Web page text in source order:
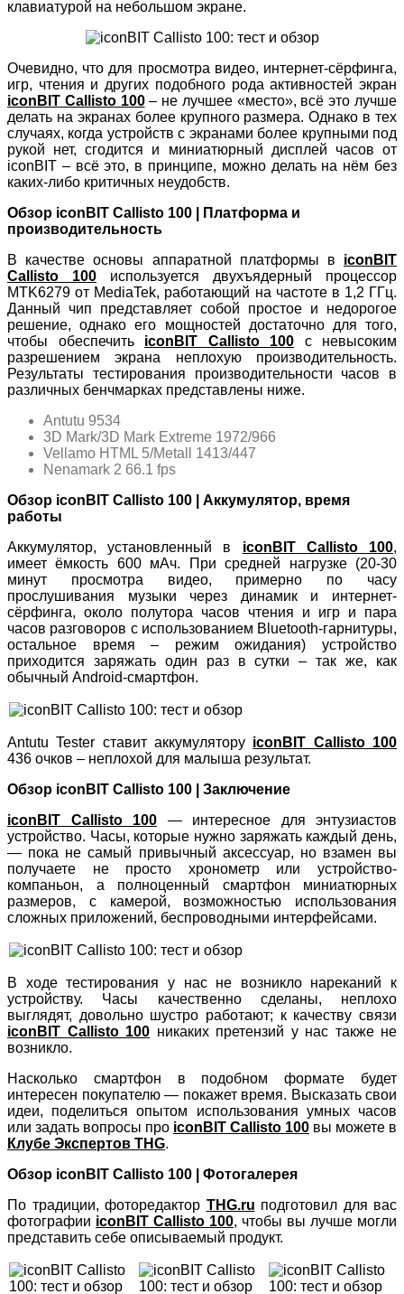
клавиатурой на небольшом экране.
Очевидно, что для просмотра видео, интернет-сёрфинга,
игр, чтения и других подобного рода активностей экран
iconBIT Callisto 100– не лучшее «место», всё это лучше
делать на экранах более крупного размера. Однако в тех
случаях, когда устройств с экранами более крупными под
рукой нет, сгодится и миниатюрный дисплей часов от
iconBIT – всё это, в принципе, можно делать на нём без
каких-либо критичных неудобств.
Обзор iconBIT Callisto 100 | Платформа и
производительность
В качестве основы аппаратной платформы в iconBIT
Callisto 100 используется двухъядерный процессор
MTK6279 от MediaTek, работающий на частоте в 1,2 ГГц.
Данный чип представляет собой простое и недорогое
решение, однако его мощностей достаточно для того,
чтобы обеспечить iconBIT Callisto 100 с невысоким
разрешением экрана неплохую производительность.
Результаты тестирования производительности часов в
различных бенчмарках представлены ниже.
Antutu 9534
3D Mark/3D Mark Extreme 1972/966
Vellamo HTML 5/Metall 1413/447
Nenamark 2 66.1 fps
Обзор iconBIT Callisto 100 | Аккумулятор, время
работы
Аккумулятор, установленный в iconBIT Callisto 100,
имеет ёмкость 600 мАч. При средней нагрузке (20-30
минут просмотра видео, примерно по часу
прослушивания музыки через динамик и интернет-
сёрфинга, около полутора часов чтения и игр и пара
часов разговоров с использованием Bluetooth-гарнитуры,
остальное время – режим ожидания) устройство
приходится заряжать один раз в сутки – так же, как
обычный Android-смартфон.
Antutu Tester ставит аккумулятору iconBIT Callisto 100
436 очков – неплохой для малыша результат.
Обзор iconBIT Callisto 100 | Заключение
iconBIT Callisto 100 — интересное для энтузиастов
устройство. Часы, которые нужно заряжать каждый день,
— пока не самый привычный аксессуар, но взамен вы
получаете не просто хронометр или устройство-
компаньон, а полноценный смартфон миниатюрных
размеров, с камерой, возможностью использования
сложных приложений, беспроводными интерфейсами.
В ходе тестирования у нас не возникло нареканий к
устройству. Часы качественно сделаны, неплохо
выглядят, довольно шустро работают; к качеству связи
iconBIT Callisto 100 никаких претензий у нас также не
возникло.
Насколько смартфон в подобном формате будет
интересен покупателю — покажет время. Высказать свои
идеи, поделиться опытом использования умных часов
или задать вопросы про iconBIT Callisto 100 вы можете в
Клубе Экспертов THG.
Обзор iconBIT Callisto 100 | Фотогалерея
По традиции, фоторедактор THG.ru подготовил для вас
фотографии iconBIT Callisto 100, чтобы вы лучше могли
представить себе описываемый продукт.